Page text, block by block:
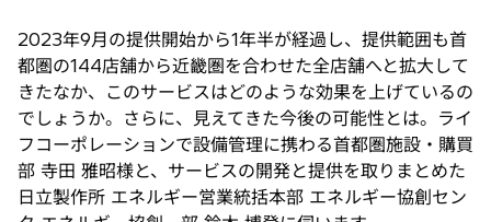
2023年9月の提供開始から1年半が経過し、提供範囲も首
都圏の144店舗から近畿圏を合わせた全店舗へと拡大して
きたなか、このサービスはどのような効果を上げているの
でしょうか。さらに、見えてきた今後の可能性とは。ライ
フコーポレーションで設備管理に携わる首都圏施設・購買
部 寺田 雅昭様と、サービスの開発と提供を取りまとめた
日立製作所 エネルギー営業統括本部 エネルギー協創セン